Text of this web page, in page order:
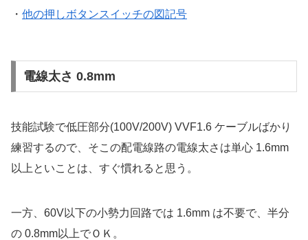
・ 他の押しボタンスイッチの図記号
電線太さ 0.8mm
技能試験で低圧部分(100V/200V) VVF1.6 ケーブルばかり
練習するので、そこの配電線路の電線太さは単心 1.6mm
以上といことは、すぐ慣れると思う。
一方、60V以下の小勢力回路では 1.6mm は不要で、半分
の 0.8mm以上でＯＫ。